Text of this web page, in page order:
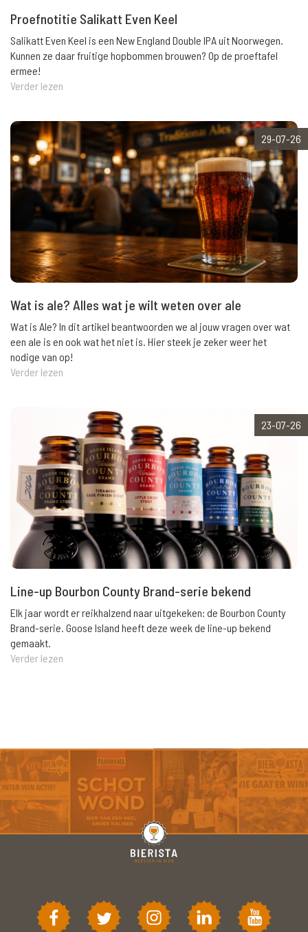
Proefnotitie Salikatt Even Keel
Salikatt Even Keel is een New England Double IPA uit Noorwegen.
Kunnen ze daar fruitige hopbommen brouwen? Op de proeftafel
ermee!
Verder lezen
29-07-26
Wat is ale? Alles wat je wilt weten over ale
Wat is Ale? In dit artikel beantwoorden we al jouw vragen over wat
een ale is en ook wat het niet is. Hier steek je zeker weer het
nodige van op!
Verder lezen
23-07-26
Line-up Bourbon County Brand-serie bekend
Elk jaar wordt er reikhalzend naar uitgekeken: de Bourbon County
Brand-serie. Goose Island heeft deze week de line-up bekend
gemaakt.
Verder lezen